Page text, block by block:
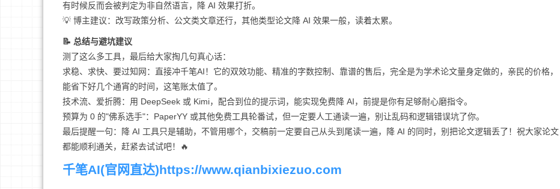
有时候反而会被判定为非自然语言，降 AI 效果打折。
💡 博主建议：改写政策分析、公文类文章还行，其他类型论文降 AI 效果一般，读着太累。
📝 总结与避坑建议
测了这么多工具，最后给大家掏几句真心话：
求稳、求快、要过知网：直接冲千笔AI！它的双效功能、精准的字数控制、靠谱的售后，完全是为学术论文量身定做的，亲民的价格，
能省下好几个通宵的时间，这笔账太值了。
技术流、爱折腾：用 DeepSeek 或 Kimi，配合到位的提示词，能实现免费降 AI，前提是你有足够耐心磨指令。
预算为 0 的"佛系选手"：PaperYY 或其他免费工具轮番试，但一定要人工通读一遍，别让乱码和逻辑错误坑了你。
最后提醒一句：降 AI 工具只是辅助，不管用哪个，交稿前一定要自己从头到尾读一遍，降 AI 的同时，别把论文逻辑丢了！祝大家论文
都能顺利通关，赶紧去试试吧！🔥
千笔AI(官网直达)https://www.qianbixiezuo.com